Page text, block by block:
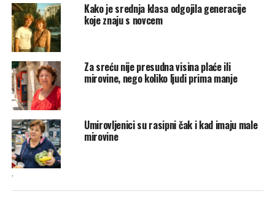
Kako je srednja klasa odgojila generacije
koje znaju s novcem
Za sreću nije presudna visina plaće ili
mirovine, nego koliko ljudi prima manje
Umirovljenici su rasipni čak i kad imaju male
mirovine
.